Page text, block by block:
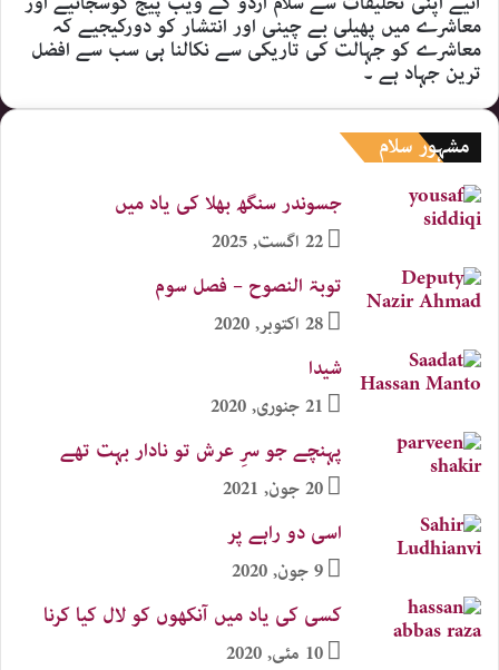
معاشرے میں پھیلی بے چینی اور انتشار کو دورکیجیے کہ
معاشرے کو جہالت کی تاریکی سے نکالنا ہی سب سے افضل
ترین جہاد ہے ۔
مشہور سلام
جسوندر سنگھ بھلا کی یاد میں
22 اگست, 2025
توبۃ النصوح – فصل سوم
28 اکتوبر, 2020
شیدا
21 جنوری, 2020
پہنچے جو سرِ عرش تو نادار بہت تھے
20 جون, 2021
اسی دو راہے پر
9 جون, 2020
کسی کی یاد میں آنکھوں کو لال کیا کرنا
10 مئی, 2020